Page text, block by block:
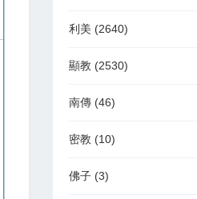
利美 (2640)
顯教 (2530)
南傳 (46)
密教 (10)
佛子 (3)